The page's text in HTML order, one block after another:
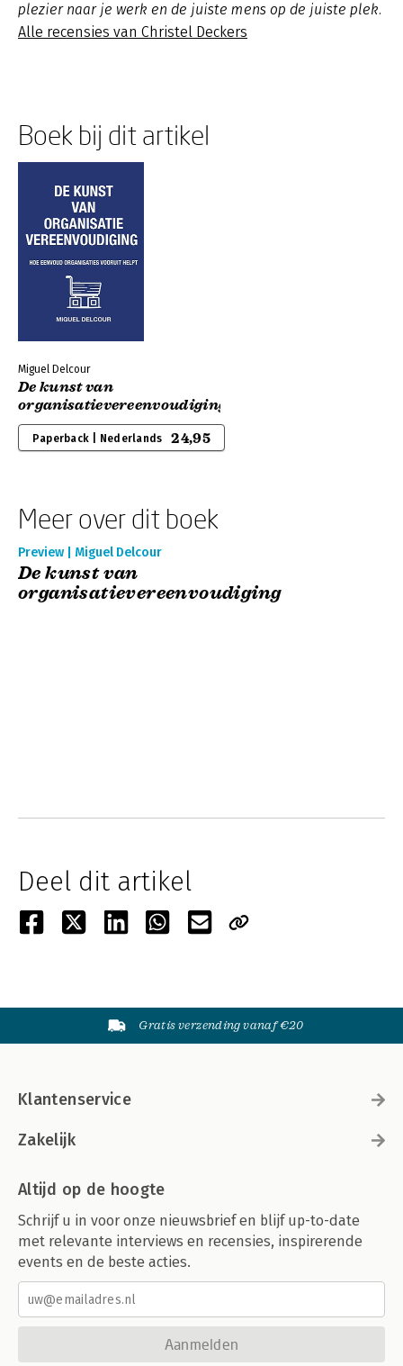
plezier naar je werk en de juiste mens op de juiste plek.
Alle recensies van Christel Deckers
Boek bij dit artikel
Miguel Delcour
De kunst van
organisatievereenvoudiging
Paperback | Nederlands 24,95
Meer over dit boek
Preview | Miguel Delcour
De kunst van
organisatievereenvoudiging
Deel dit artikel
Gratis verzending vanaf €20
Klantenservice
Zakelijk
Altijd op de hoogte
Schrijf u in voor onze nieuwsbrief en blijf up-to-date
met relevante interviews en recensies, inspirerende
events en de beste acties.
Aanmelden